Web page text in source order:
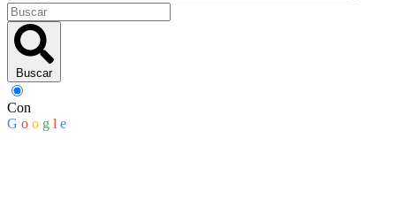
Buscar
Con
G o o g l e